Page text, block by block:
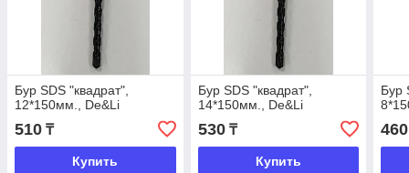
Бур SDS "квадрат",
12*150мм., De&Li
510 ₸
Купить
Бур SDS "квадрат",
14*150мм., De&Li
530₸
Купить
Бур
460